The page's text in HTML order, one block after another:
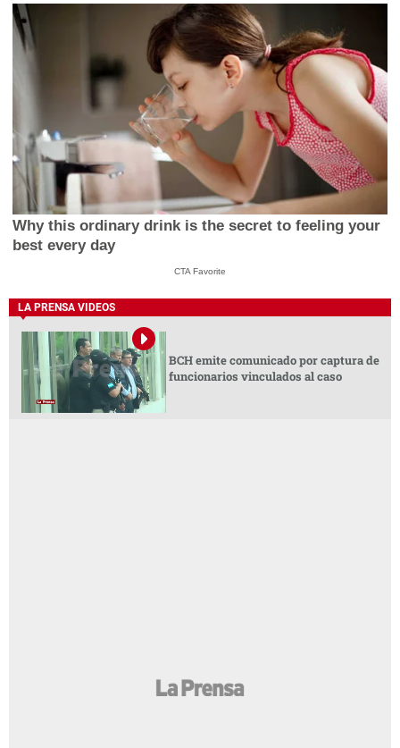
Why this ordinary drink is the secret to feeling your
best every day
CTA Favorite
LA PRENSA VIDEOS
BCH emite comunicado por captura de
funcionarios vinculados al caso